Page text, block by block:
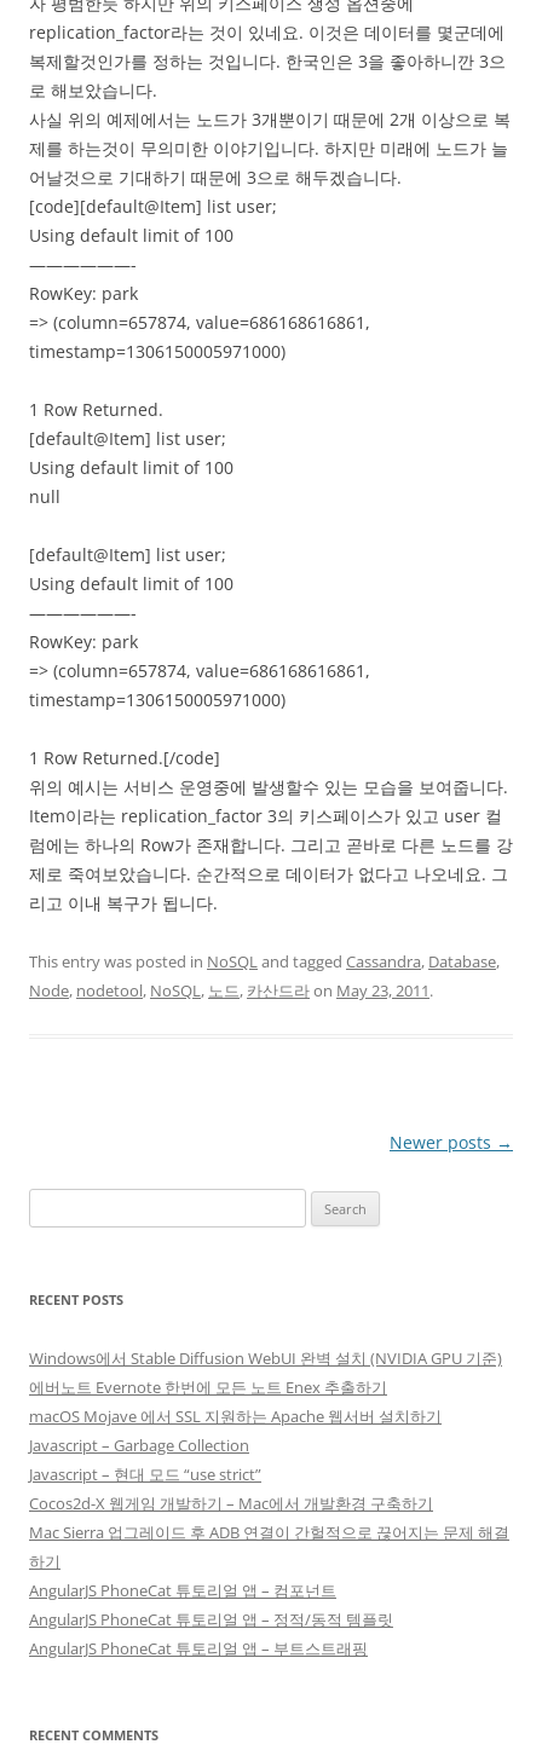
replication_factor라는 것이 있네요. 이것은 데이터를 몇군데에
복제할것인가를 정하는 것입니다. 한국인은 3을 좋아하니깐 3으
로 해보았습니다.
사실 위의 예제에서는 노드가 3개뿐이기 때문에 2개 이상으로 복
제를 하는것이 무의미한 이야기입니다. 하지만 미래에 노드가 늘
어날것으로 기대하기 때문에 3으로 해두겠습니다.
[code][default@Item] list user;
Using default limit of 100
——————-
RowKey: park
=> (column=657874, value=686168616861,
timestamp=1306150005971000)
1 Row Returned.
[default@Item] list user;
Using default limit of 100
null
[default@Item] list user;
Using default limit of 100
——————-
RowKey: park
=> (column=657874, value=686168616861,
timestamp=1306150005971000)
1 Row Returned.[/code]
위의 예시는 서비스 운영중에 발생할수 있는 모습을 보여줍니다.
Item이라는 replication_factor 3의 키스페이스가 있고 user 컬
럼에는 하나의 Row가 존재합니다. 그리고 곧바로 다른 노드를 강
제로 죽여보았습니다. 순간적으로 데이터가 없다고 나오네요. 그
리고 이내 복구가 됩니다.
This entry was posted in NoSQLand tagged Cassandra, Database,
Node, nodetool, NoSQL, 노드, 카산드라on May 23, 2011.
Newer posts →
for:
RECENT POSTS
Windows에서 Stable Diffusion WebUI 완벽 설치 (NVIDIA GPU 기준)
에버노트 Evernote 한번에 모든 노트 Enex 추출하기
macOS Mojave 에서 SSL 지원하는 Apache 웹서버 설치하기
Javascript – Garbage Collection
Javascript – 현대 모드 “use strict”
Cocos2d-X 웹게임 개발하기 – Mac에서 개발환경 구축하기
Mac Sierra 업그레이드 후 ADB 연결이 간헐적으로 끊어지는 문제 해결
하기
AngularJS PhoneCat 튜토리얼 앱 – 컴포넌트
AngularJS PhoneCat 튜토리얼 앱 – 정적/동적 템플릿
AngularJS PhoneCat 튜토리얼 앱 – 부트스트래핑
RECENT COMMENTS